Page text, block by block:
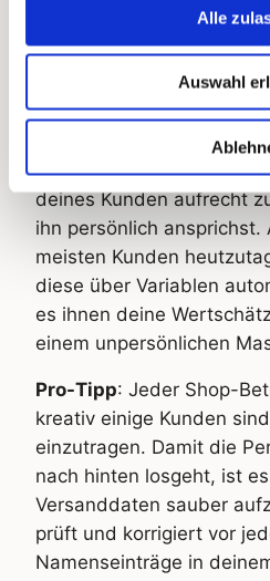
Alle
Auswahl
Kunden, was er tun
Jeder hört und liest gerne
Nutze diesen Effekt, um
deines Kunden aufrecht
ihn persönlich ansprichst.
meisten Kunden
diese über Variablen
es ihnen deine
einem unpersönlichen
Pro-Tipp: Jeder Shop-
kreativ einige Kunden
einzutragen. Damit die
nach hinten losgeht, ist
Versanddaten sauber
prüft und korrigiert vor
Namenseinträge in